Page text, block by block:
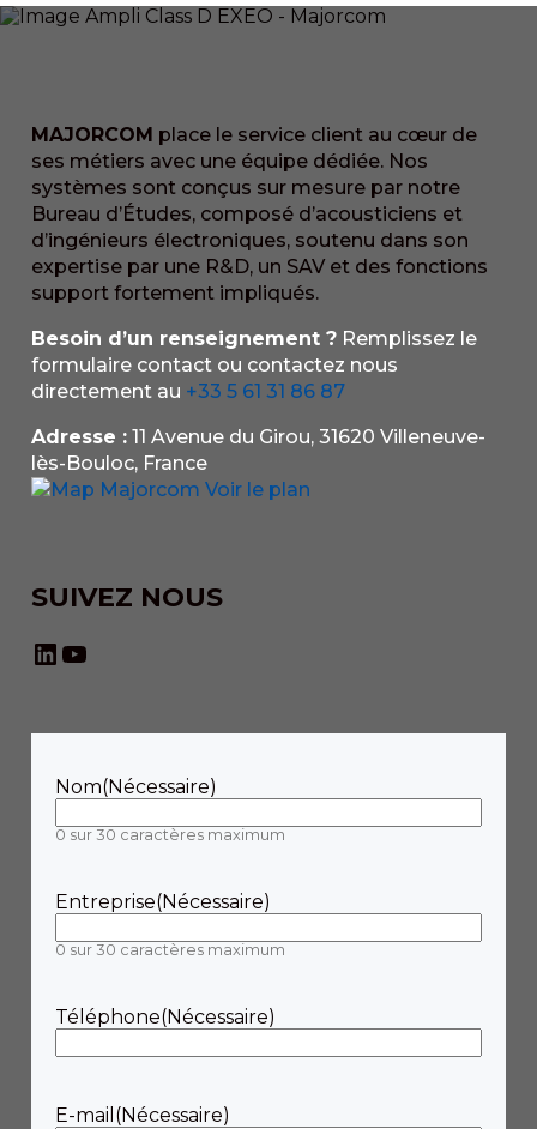
MAJORCOM place le service client au cœur de
ses métiers avec une équipe dédiée. Nos
systèmes sont conçus sur mesure par notre
Bureau d’Études, composé d’acousticiens et
d’ingénieurs électroniques, soutenu dans son
expertise par une R&D, un SAV et des fonctions
support fortement impliqués.
Besoin d’un renseignement ? Remplissez le
formulaire contact ou contactez nous
directement au +33 5 61 31 86 87
Adresse : 11 Avenue du Girou, 31620 Villeneuve-
lès-Bouloc, France
Voir le plan
SUIVEZ NOUS
LinkedIn YouTube
Nom(Nécessaire)
0 sur 30 caractères maximum
Entreprise(Nécessaire)
0 sur 30 caractères maximum
Téléphone(Nécessaire)
E-mail (Nécessaire)